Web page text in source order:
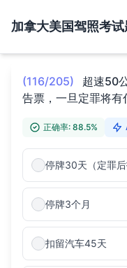
加拿大美国驾照考
(116/205)
超速50
告票，一旦定罪将有
正确率: 88.5%
停牌30天（定罪后
停牌3个月
扣留汽车45天